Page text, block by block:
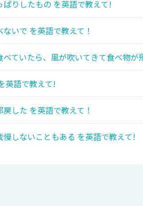
りしたもの を英語で教えて!
いで を英語で教えて！
べていたら、風が吹いてきて食べ物
英語で教えて!
した を英語で教えて！
しないこともある を英語で教えて!